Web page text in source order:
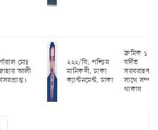
মোঃ
আলী
২২২/বি, পশ্চিম
মানিকদী, ঢাকা
ক্যান্টনমেন্ট, ঢাকা
ক্রমিক ১ ও
বর্ণিত
সাথে সম্পর্ক
থাকায়